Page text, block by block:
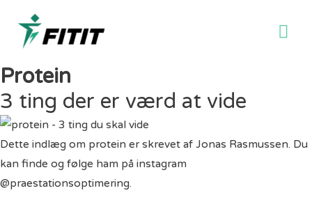
Protein
3 ting der er værd at vide
Dette indlæg om protein er skrevet af Jonas Rasmussen. Du
kan finde og følge ham på instagram
@praestationsoptimering.